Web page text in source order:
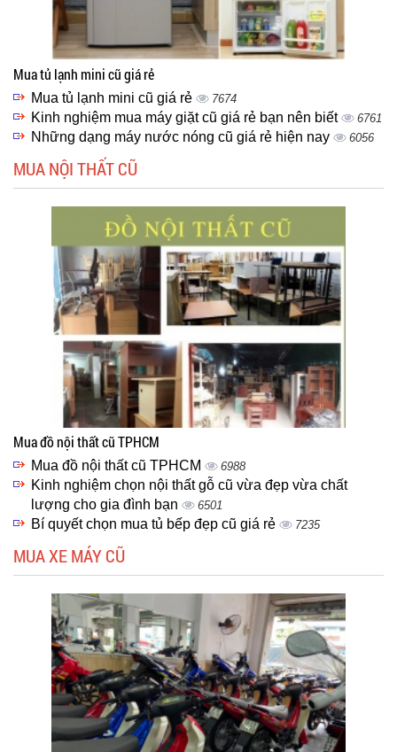
Mua tủ lạnh mini cũ giá rẻ
Mua tủ lạnh mini cũ giá rẻ 7674
Kinh nghiệm mua máy giặt cũ giá rẻ bạn nên biết 6761
Những dạng máy nước nóng cũ giá rẻ hiện nay 6056
MUA NỘI THẤT CŨ
Mua đồ nội thất cũ TPHCM
Mua đồ nội thất cũ TPHCM 6988
Kinh nghiệm chọn nội thất gỗ cũ vừa đẹp vừa chất
lượng cho gia đình bạn
6501
Bí quyết chọn mua tủ bếp đẹp cũ giá rẻ 7235
MUA XE MÁY CŨ